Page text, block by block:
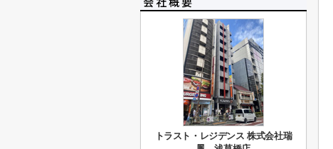
トラスト・レジデンス 株式会社瑞